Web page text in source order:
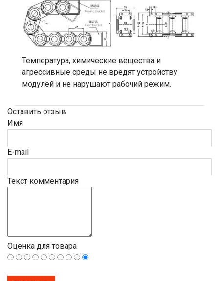
Температура, химические вещества и
агрессивные среды не вредят устройству
модулей и не нарушают рабочий режим.
Оставить отзыв
Имя
E-mail
Текст комментария
Оценка для товара